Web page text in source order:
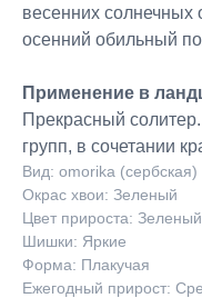
весенних солнечных
осенний обильный
Применение в
Прекрасный
групп, в сочетании
Вид: omorika (сербская)
Окрас хвои: Зеленый
Цвет прироста: Зеленый
Шишки: Яркие
Форма: Плакучая
Ежегодный прирост: